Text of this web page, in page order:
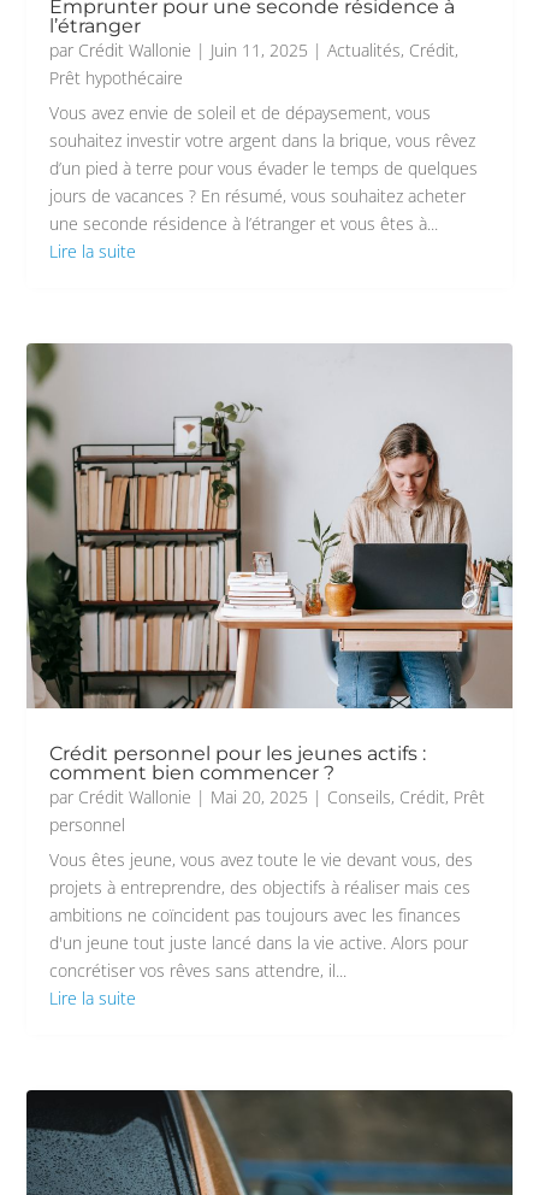
Emprunter pour une seconde résidence à
l’étranger
par Crédit Wallonie | Juin 11, 2025 |Actualités, Crédit,
Prêt hypothécaire
Vous avez envie de soleil et de dépaysement, vous
souhaitez investir votre argent dans la brique, vous rêvez
d’un pied à terre pour vous évader le temps de quelques
jours de vacances ? En résumé, vous souhaitez acheter
une seconde résidence à l’étranger et vous êtes à...
Lire la suite
Crédit personnel pour les jeunes actifs :
comment bien commencer ?
par Crédit Wallonie | Mai 20, 2025 | Conseils, Crédit, Prêt
personnel
Vous êtes jeune, vous avez toute le vie devant vous, des
projets à entreprendre, des objectifs à réaliser mais ces
ambitions ne coïncident pas toujours avec les finances
d'un jeune tout juste lancé dans la vie active. Alors pour
concrétiser vos rêves sans attendre, il...
Lire la suite